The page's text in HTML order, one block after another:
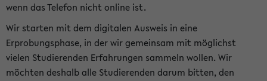
wenn das Telefon nicht online ist.
Wir starten mit dem digitalen Ausweis in eine
Erprobungsphase, in der wir gemeinsam mit möglichst
vielen Studierenden Erfahrungen sammeln wollen. Wir
möchten deshalb alle Studierenden darum bitten, den